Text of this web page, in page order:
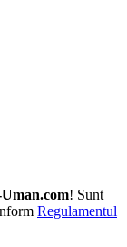
! Sunt
Regulamentul